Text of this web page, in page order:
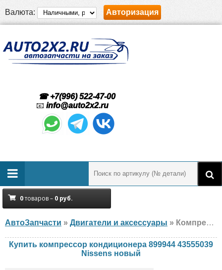
Валюта: Авторизация
☎ +7(996) 522-47-00
📧 info@auto2x2.ru
0товаров – 0 руб.
АвтоЗапчасти » Двигатели и аксессуары » Компрессор кондиционера Nissens 899944 43555039 AGCO, новый
Купить компрессор кондиционера 899944 43555039
Nissens новый